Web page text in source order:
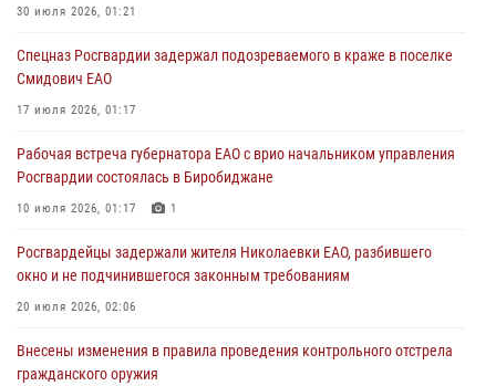
мировой войне 1914-1918 годов
Внесены изменения в правила проведения контрольного отстрела
гражданского оружия
Правила приобретения нарезного оружия изменены: минимальный
стаж владения сокращён до трёх лет
30 июля 2026, 01:21
Спецназ Росгвардии задержал подозреваемого в краже в поселке
Смидович ЕАО
17 июля 2026, 01:17
Рабочая встреча губернатора ЕАО с врио начальником управления
Росгвардии состоялась в Биробиджане
10 июля 2026, 01:17 1
Росгвардейцы задержали жителя Николаевки ЕАО, разбившего
окно и не подчинившегося законным требованиям
20 июля 2026, 02:06
Внесены изменения в правила проведения контрольного отстрела
гражданского оружия